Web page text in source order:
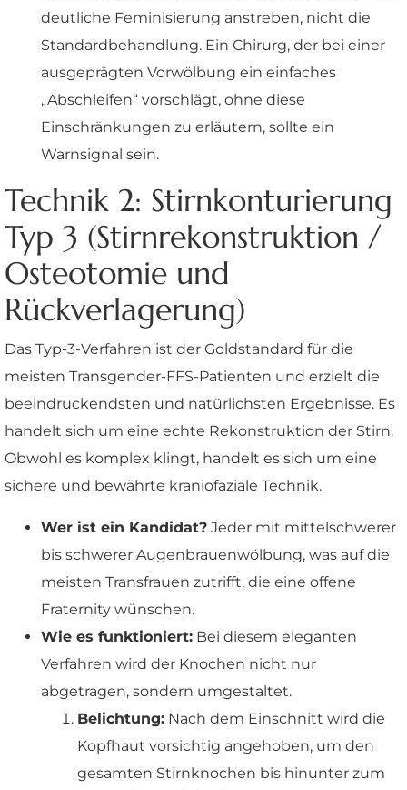
deutliche Feminisierung anstreben, nicht die
Standardbehandlung. Ein Chirurg, der bei einer
ausgeprägten Vorwölbung ein einfaches
„Abschleifen“ vorschlägt, ohne diese
Einschränkungen zu erläutern, sollte ein
Warnsignal sein.
Technik 2: Stirnkonturierung
Typ 3 (Stirnrekonstruktion /
Osteotomie und
Rückverlagerung)
Das Typ-3-Verfahren ist der Goldstandard für die
meisten Transgender-FFS-Patienten und erzielt die
beeindruckendsten und natürlichsten Ergebnisse. Es
handelt sich um eine echte Rekonstruktion der Stirn.
Obwohl es komplex klingt, handelt es sich um eine
sichere und bewährte kraniofaziale Technik.
Wer ist ein Kandidat? Jeder mit mittelschwerer
bis schwerer Augenbrauenwölbung, was auf die
meisten Transfrauen zutrifft, die eine offene
Fraternity wünschen.
Wie es funktioniert: Bei diesem eleganten
Verfahren wird der Knochen nicht nur
abgetragen, sondern umgestaltet.
Belichtung: Nach dem Einschnitt wird die
Kopfhaut vorsichtig angehoben, um den
gesamten Stirnknochen bis hinunter zum